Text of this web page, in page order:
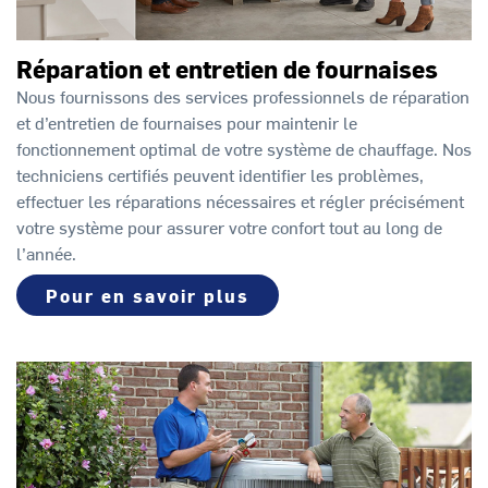
Réparation et entretien de fournaises
Nous fournissons des services professionnels de réparation
et d’entretien de fournaises pour maintenir le
fonctionnement optimal de votre système de chauffage. Nos
techniciens certifiés peuvent identifier les problèmes,
effectuer les réparations nécessaires et régler précisément
votre système pour assurer votre confort tout au long de
l’année.
Pour en savoir plus